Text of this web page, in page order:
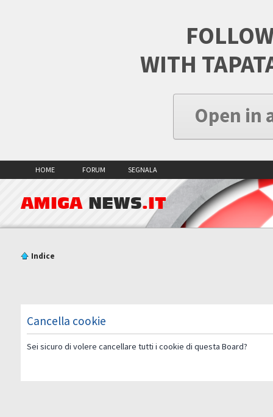
WITH
Open in
HOME FORUM SEGNALA
AMIGA NEWS.IT
Indice
Cancella cookie
Sei sicuro di volere cancellare tutti i cookie di questa Board?